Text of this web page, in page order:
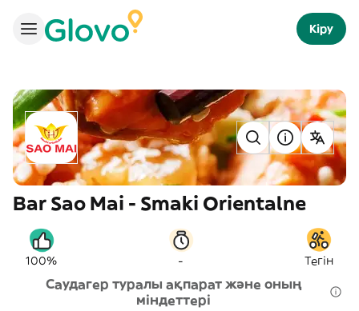
Кіру
Bar Sao Mai - Smaki Orientalne
100% - Тегін
Саудагер туралы ақпарат және оның
міндеттері